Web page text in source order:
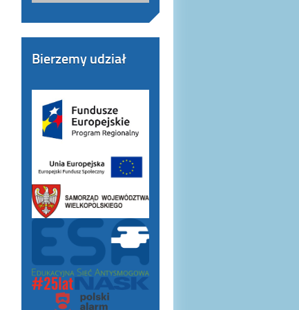
Bierzemy udział